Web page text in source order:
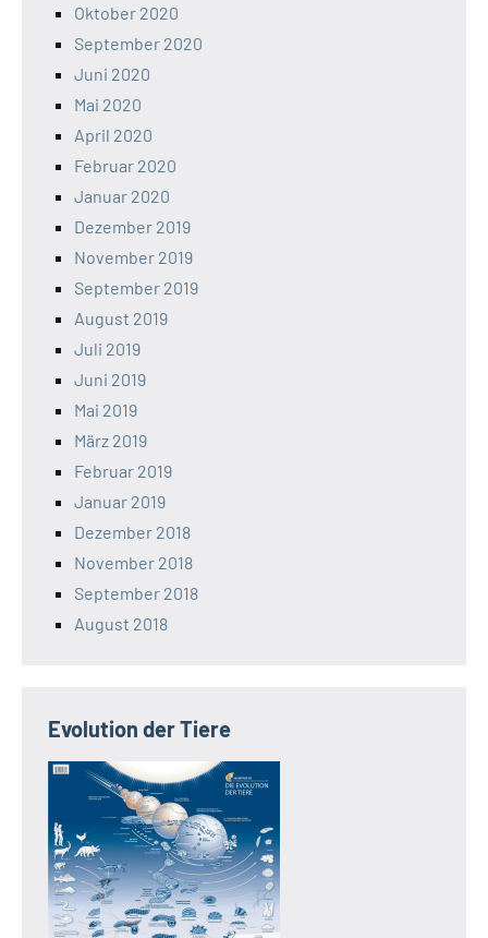
Oktober 2020
September 2020
Juni 2020
Mai 2020
April 2020
Februar 2020
Januar 2020
Dezember 2019
November 2019
September 2019
August 2019
Juli 2019
Juni 2019
Mai 2019
März 2019
Februar 2019
Januar 2019
Dezember 2018
November 2018
September 2018
August 2018
Evolution der Tiere